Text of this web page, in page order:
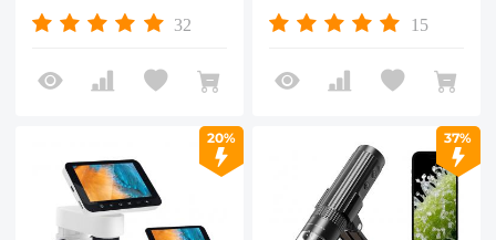
32
Verlichting en 32GB
15
20% 37%